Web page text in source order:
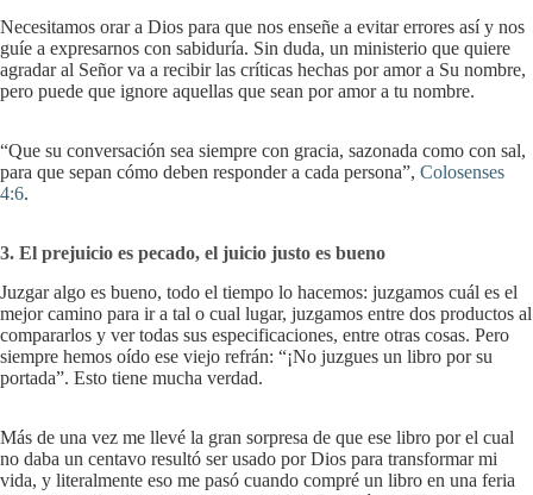
Necesitamos orar a Dios para que nos enseñe a evitar errores así y nos
guíe a expresarnos con sabiduría. Sin duda, un ministerio que quiere
agradar al Señor va a recibir las críticas hechas por amor a Su nombre,
pero puede que ignore aquellas que sean por amor a tu nombre.
“Que su conversación sea siempre con gracia, sazonada como con sal,
para que sepan cómo deben responder a cada persona”, Colosenses
4:6.
3. El prejuicio es pecado, el juicio justo es bueno
Juzgar algo es bueno, todo el tiempo lo hacemos: juzgamos cuál es el
mejor camino para ir a tal o cual lugar, juzgamos entre dos productos al
compararlos y ver todas sus especificaciones, entre otras cosas. Pero
siempre hemos oído ese viejo refrán: “¡No juzgues un libro por su
portada”. Esto tiene mucha verdad.
Más de una vez me llevé la gran sorpresa de que ese libro por el cual
no daba un centavo resultó ser usado por Dios para transformar mi
vida, y literalmente eso me pasó cuando compré un libro en una feria